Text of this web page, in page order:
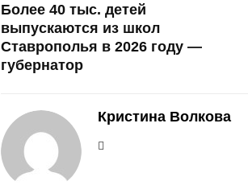
Более 40 тыс. детей
выпускаются из школ
Ставрополья в 2026 году —
губернатор
Кристина Волкова